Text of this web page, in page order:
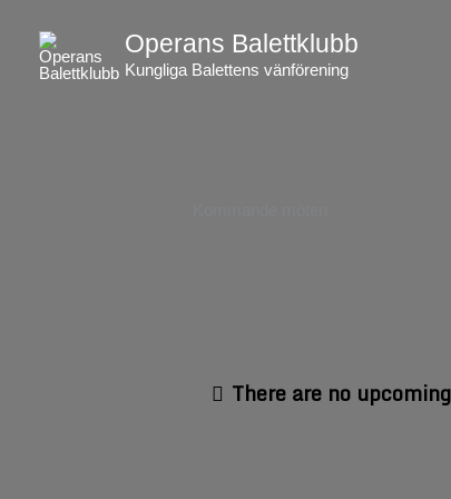
content
Operans Balettklubb
Kungliga Balettens vänförening
There are no